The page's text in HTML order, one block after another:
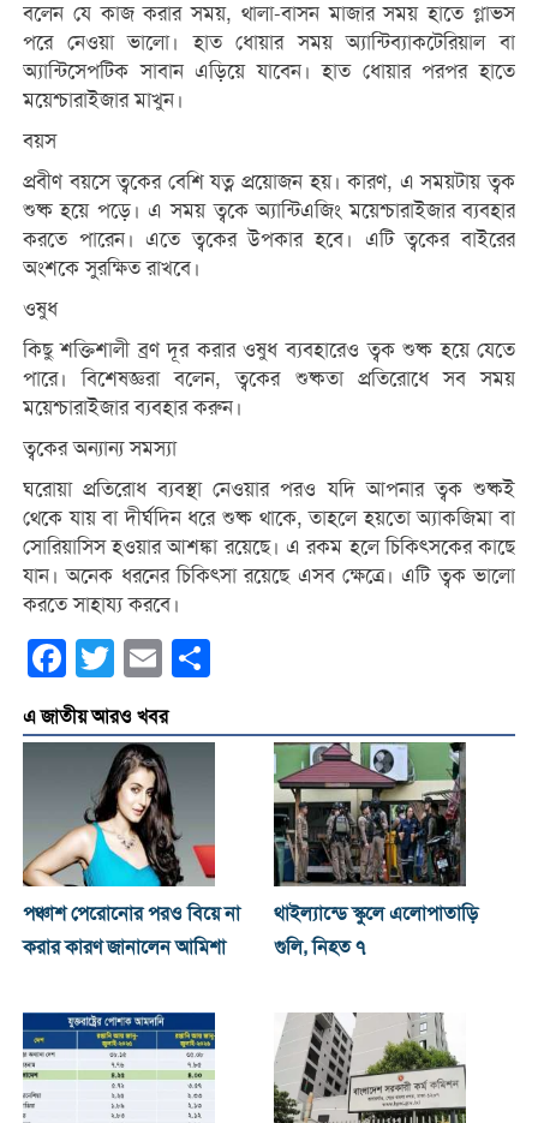
বলেন যে কাজ করার সময়, থালা-বাসন মাজার সময় হাতে গ্লাভস
পরে নেওয়া ভালো। হাত ধোয়ার সময় অ্যান্টিব্যাকটেরিয়াল বা
অ্যান্টিসেপটিক সাবান এড়িয়ে যাবেন। হাত ধোয়ার পরপর হাতে
ময়েশ্চারাইজার মাখুন।
বয়স
প্রবীণ বয়সে ত্বকের বেশি যত্ন প্রয়োজন হয়। কারণ, এ সময়টায় ত্বক
শুষ্ক হয়ে পড়ে। এ সময় ত্বকে অ্যান্টিএজিং ময়েশ্চারাইজার ব্যবহার
করতে পারেন। এতে ত্বকের উপকার হবে। এটি ত্বকের বাইরের
অংশকে সুরক্ষিত রাখবে।
ওষুধ
কিছু শক্তিশালী ব্রণ দূর করার ওষুধ ব্যবহারেও ত্বক শুষ্ক হয়ে যেতে
পারে। বিশেষজ্ঞরা বলেন, ত্বকের শুষ্কতা প্রতিরোধে সব সময়
ময়েশ্চারাইজার ব্যবহার করুন।
ত্বকের অন্যান্য সমস্যা
ঘরোয়া প্রতিরোধ ব্যবস্থা নেওয়ার পরও যদি আপনার ত্বক শুষ্কই
থেকে যায় বা দীর্ঘদিন ধরে শুষ্ক থাকে, তাহলে হয়তো অ্যাকজিমা বা
সোরিয়াসিস হওয়ার আশঙ্কা রয়েছে। এ রকম হলে চিকিৎসকের কাছে
যান। অনেক ধরনের চিকিৎসা রয়েছে এসব ক্ষেত্রে। এটি ত্বক ভালো
করতে সাহায্য করবে।
Facebook
Twitter Email
এ জাতীয় আরও খবর
পঞ্চাশ পেরোনোর পরও বিয়ে না
করার কারণ জানালেন আমিশা
থাইল্যান্ডে স্কুলে এলোপাতাড়ি
গুলি, নিহত ৭